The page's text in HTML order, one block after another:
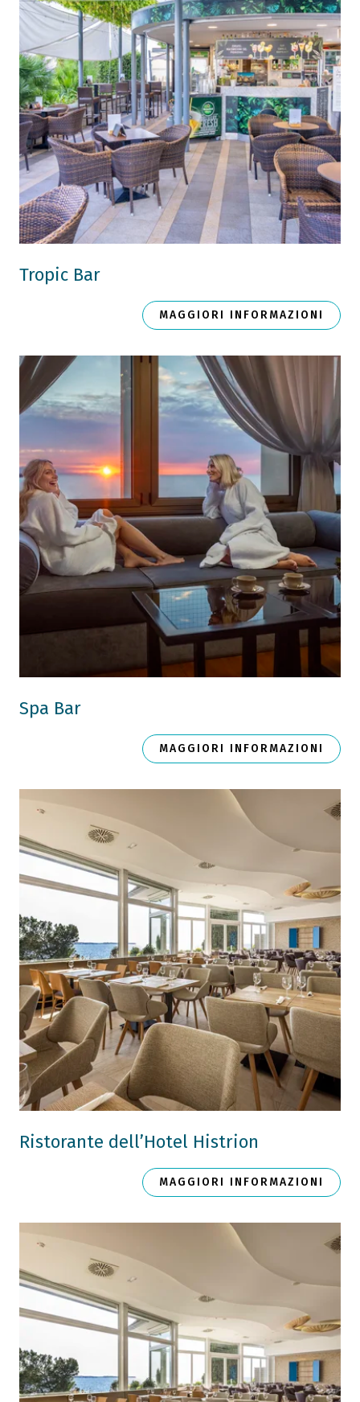
Tropic Bar
MAGGIORI INFORMAZIONI
Spa Bar
MAGGIORI INFORMAZIONI
Ristorante dell’Hotel Histrion
MAGGIORI INFORMAZIONI